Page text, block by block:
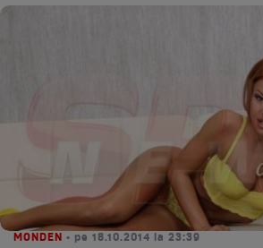
MONDEN • pe 18.10.2014 la 23:39